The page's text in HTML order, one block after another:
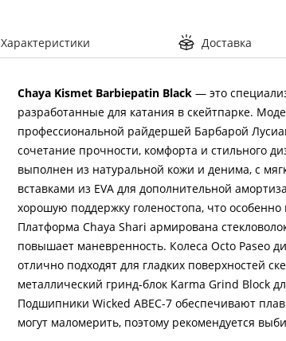
Характеристики Доставка
Chaya Kismet Barbiepatin Black — это
разработанные для катания в скейтпарке.
профессиональной райдершей Барбарой
сочетание прочности, комфорта и стильного
выполнен из натуральной кожи и денима, с
вставками из EVA для дополнительной
хорошую поддержку голеностопа, что
Платформа Chaya Shari армирована
повышает маневренность. Колеса Octo Paseo
отлично подходят для гладких поверхностей
металлический гринд-блок Karma Grind Block
Подшипники Wicked ABEC-7 обеспечивают
могут маломерить, поэтому рекомендуется